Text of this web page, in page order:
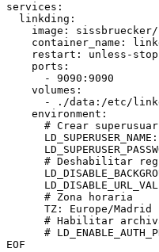
services:
  linkding:
image:
container_name:
restart: unless-
    ports:
      - 9090:9090
    volumes:
- ./data:/etc/
    environment:
# Crear
# Deshabilitar
      # Zona horaria
      TZ: Europe/Madrid
# Habilitar
#
EOF